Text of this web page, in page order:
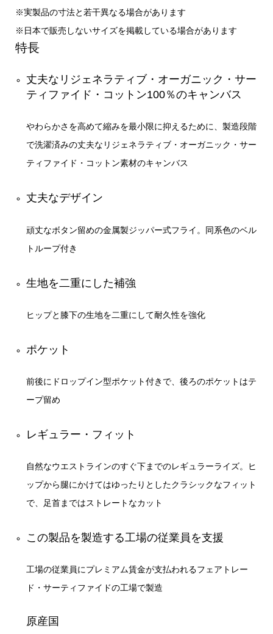
※実製品の寸法と若干異なる場合があります
※日本で販売しないサイズを掲載している場合があります
特長
丈夫なリジェネラティブ・オーガニック・サー
ティファイド・コットン100％のキャンバス
やわらかさを高めて縮みを最小限に抑えるために、製造段階
で洗濯済みの丈夫なリジェネラティブ・オーガニック・サー
ティファイド・コットン素材のキャンバス
丈夫なデザイン
頑丈なボタン留めの金属製ジッパー式フライ。同系色のベル
トループ付き
生地を二重にした補強
ヒップと膝下の生地を二重にして耐久性を強化
ポケット
前後にドロップイン型ポケット付きで、後ろのポケットはテ
ープ留め
レギュラー・フィット
自然なウエストラインのすぐ下までのレギュラーライズ。ヒ
ップから腿にかけてはゆったりとしたクラシックなフィット
で、足首まではストレートなカット
この製品を製造する工場の従業員を支援
工場の従業員にプレミアム賃金が支払われるフェアトレー
ド・サーティファイドの工場で製造
原産国